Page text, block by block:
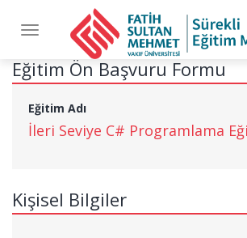
Toggle
navigation
Eğitim Ön Başvuru Formu
Eğitim Adı
İleri Seviye C# Programlama
Kişisel Bilgiler